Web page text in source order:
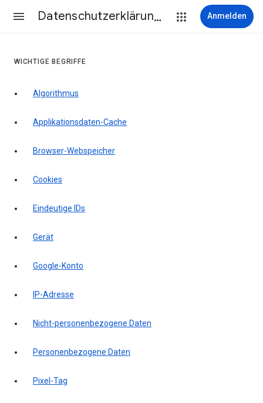
Datenschutzerklärung & Nutzungsbedingungen Anmelden
WICHTIGE BEGRIFFE
Algorithmus
Applikationsdaten-Cache
Browser-Webspeicher
Cookies
Eindeutige IDs
Gerät
Google-Konto
IP-Adresse
Nicht-personenbezogene Daten
Personenbezogene Daten
Pixel-Tag